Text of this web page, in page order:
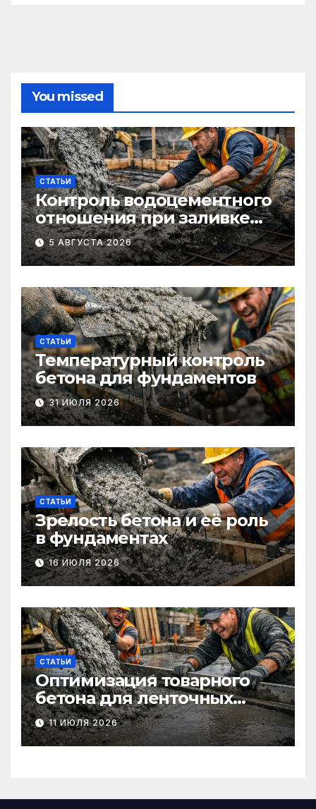
You missed
СТАТЬИ
Контроль водоцементного
отношения при заливке
фундаментов
5 АВГУСТА 2026
СТАТЬИ
Температурный контроль
бетона для фундаментов
31 ИЮЛЯ 2026
СТАТЬИ
Зрелость бетона и её роль
в фундаментах
16 ИЮЛЯ 2026
СТАТЬИ
Оптимизация товарного
бетона для ленточных
фундаментов
11 ИЮЛЯ 2026